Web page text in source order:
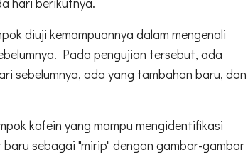
diuji kemampuannya dalam mengenali
Pada pengujian tersebut, ada
sebelumnya, ada yang tambahan baru, dan
kafein yang mampu mengidentifikasi
sebagai "mirip" dengan gambar-gambar